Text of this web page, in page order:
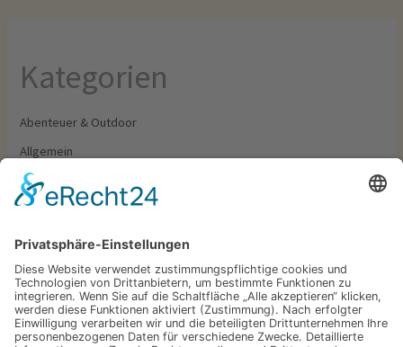
Kategorien
Abenteuer & Outdoor
Allgemein
Camping & Wohnmobil
Food & Drinks
Outfit & Ausrüstung
Schlagwörter